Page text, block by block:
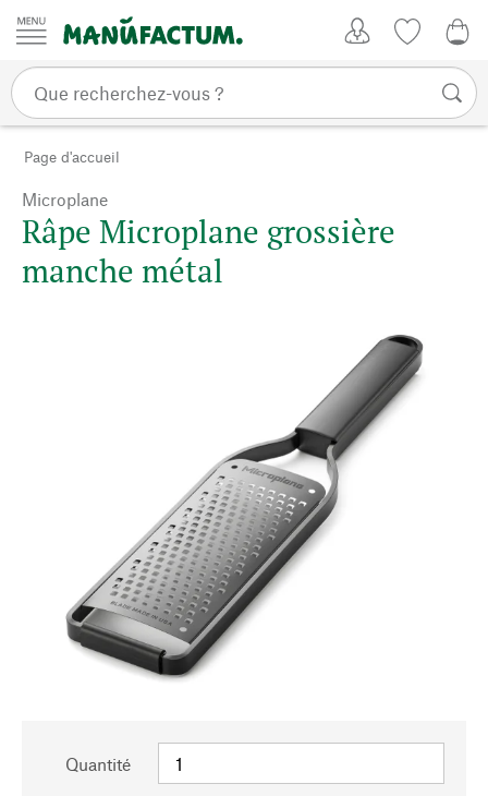
Passer au contenu
Page d'accueil
Microplane
Râpe Microplane grossière
manche métal
Quantité